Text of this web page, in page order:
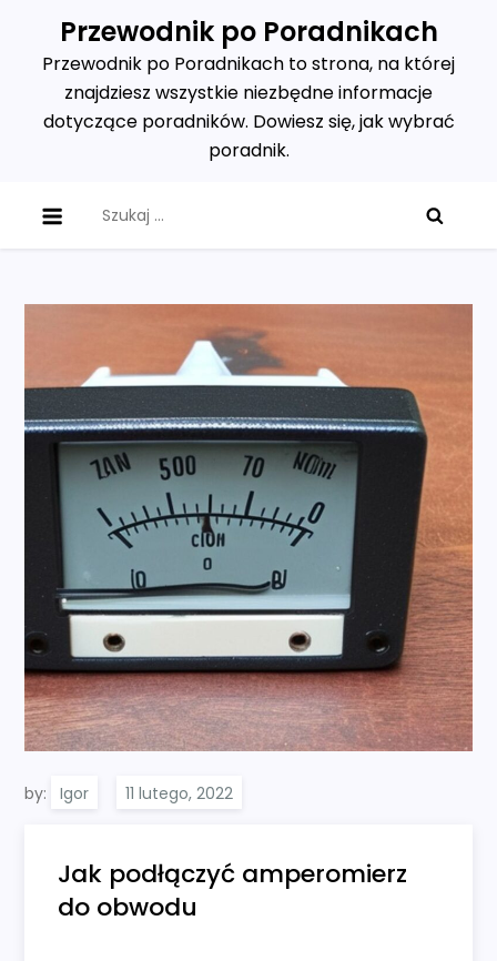
content
Przewodnik po Poradnikach
Przewodnik po Poradnikach to strona, na której
znajdziesz wszystkie niezbędne informacje
dotyczące poradników. Dowiesz się, jak wybrać
poradnik.
by: Igor
Jak podłączyć amperomierz
do obwodu